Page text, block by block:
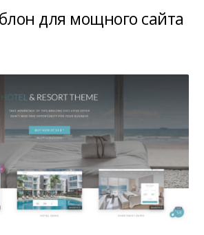
для мощного сайта